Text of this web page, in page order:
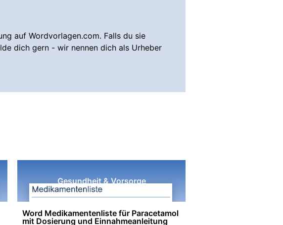
auf Wordvorlagen.com. Falls du sie
dich gern - wir nennen dich als Urheber
Gesundheit & Vorsorge
Word Medikamentenliste für Paracetamol
mit Dosierung und Einnahmeanleitung